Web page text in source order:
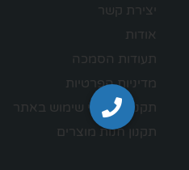
יצירת קשר
אודות
תעודות הסמכה
מדיניות הפרטיות
תקנון – תנאי שימוש באתר
תקנון חנות מוצרים